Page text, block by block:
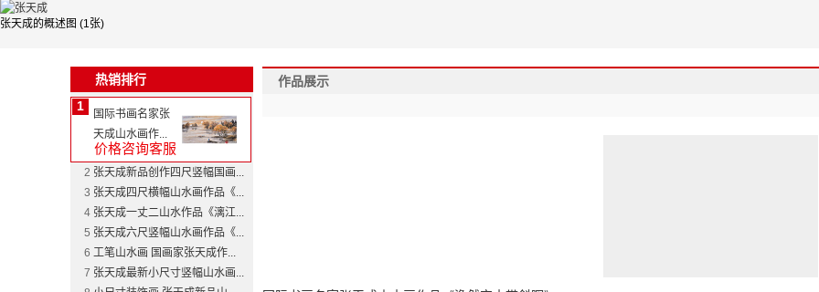
张天成的概述图 (1张)
热销排行
1
国际书画名家张
天成山水画作...
价格咨询客服
2 张天成新品创作四尺竖幅国画...
3 张天成四尺横幅山水画作品《...
4 张天成一丈二山水作品《漓江...
5 张天成六尺竖幅山水画作品《...
6 工笔山水画 国画家张天成作...
7 张天成最新小尺寸竖幅山水画...
作品展示